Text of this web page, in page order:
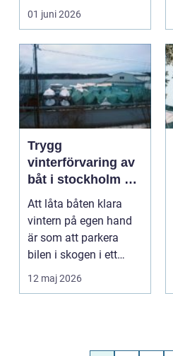
packning. Bakom varje
droppand...
01 juni 2026
Trygg
vinterförvaring av
båt i stockholm så
undviker du dyra
överraskningar
Att låta båten klara
vintern på egen hand
är som att parkera
bilen i skogen i ett
halvår och hoppas ...
12 maj 2026